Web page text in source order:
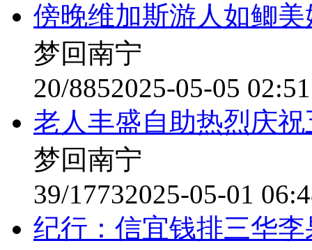
傍晚维加斯游人如鲫美
梦回南宁
20/8852025-05-05
老人丰盛自助热烈庆
梦回南宁
39/17732025-05-01
纪行：信宜钱排三华